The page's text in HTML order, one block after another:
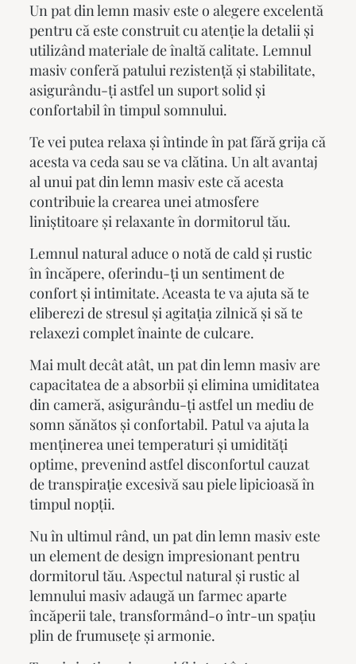
Unpat din lemn masiveste o alegere excelentă
pentru că este construit cu atenție la detalii și
utilizând materiale de înaltă calitate. Lemnul
masiv conferă patului rezistență și stabilitate,
asigurându-ți astfel un suport solid și
confortabil în timpul somnului.
Te vei putea relaxa și întinde în pat fără grija că
acesta va ceda sau se va clătina. Un alt avantaj
al unuipat din lemn masiveste că acesta
contribuie la crearea unei atmosfere
liniștitoare și relaxante în dormitorul tău.
Lemnul natural aduce o notă de cald și rustic
în încăpere, oferindu-ți un sentiment de
confort și intimitate. Aceasta te va ajuta să te
eliberezi de stresul și agitația zilnică și să te
relaxezi complet înainte de culcare.
Mai mult decât atât, unpat din lemn masivare
capacitatea de a absorbii și elimina umiditatea
din cameră, asigurându-ți astfel un mediu de
somn sănătos și confortabil. Patul va ajuta la
menținerea unei temperaturi și umidități
optime, prevenind astfel disconfortul cauzat
de transpirație excesivă sau piele lipicioasă în
timpul nopții.
Nu în ultimul rând, unpat din lemn masiveste
un element de design impresionant pentru
dormitorul tău. Aspectul natural și rustic al
lemnului masiv adaugă un farmec aparte
încăperii tale, transformând-o într-un spațiu
plin de frumusețe și armonie.